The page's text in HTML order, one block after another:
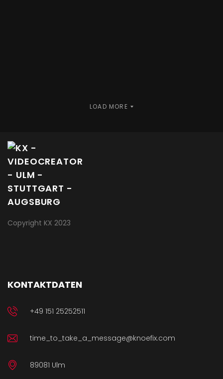
LOAD MORE
Copyright KX 2023
KONTAKTDATEN
+49 151 25252511
time_to_take_a_message@knoefix.com
89081 Ulm